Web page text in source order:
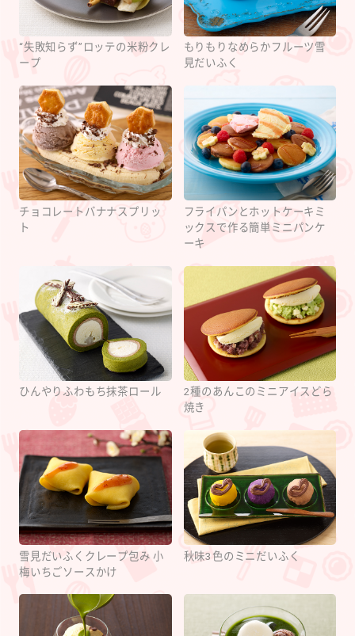
“失敗知らず”ロッテの米粉クレ
ープ
もりもりなめらかフルーツ雪
見だいふく
チョコレートバナナスプリッ
ト
フライパンとホットケーキミ
ックスで作る簡単ミニパンケ
ーキ
ひんやりふわもち抹茶ロール
2種のあんこのミニアイスどら
焼き
雪見だいふくクレープ包み 小
梅いちごソースかけ
秋味3色のミニだいふく